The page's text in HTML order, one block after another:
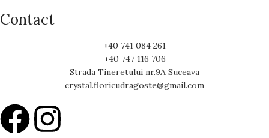
Contact
+40 741 084 261
+40 747 116 706
Strada Tineretului nr.9A Suceava
crystal.floricudragoste@gmail.com